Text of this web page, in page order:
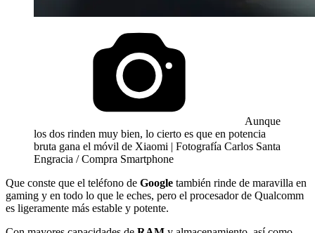
Aunque
los dos rinden muy bien, lo cierto es que en potencia
bruta gana el móvil de Xiaomi | Fotografía Carlos Santa
Engracia / Compra Smartphone
Que conste que el teléfono de Google también rinde de maravilla en
gaming y en todo lo que le eches, pero el procesador de Qualcomm
es ligeramente más estable y potente.